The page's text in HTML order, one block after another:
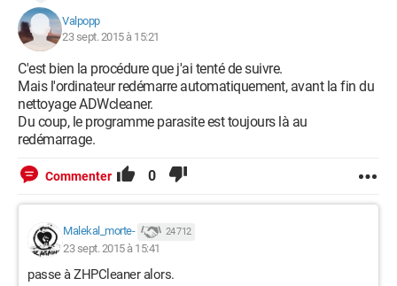
Valpopp
23 sept. 2015 à 15:21
C'est bien la procédure que j'ai tenté de suivre.
Mais l'ordinateur redémarre automatiquement, avant la fin du
nettoyage ADWcleaner.
Du coup, le programme parasite est toujours là au
redémarrage.
Commenter 0
Malekal_morte- 24 712
23 sept. 2015 à 15:41
passe à ZHPCleaner alors.